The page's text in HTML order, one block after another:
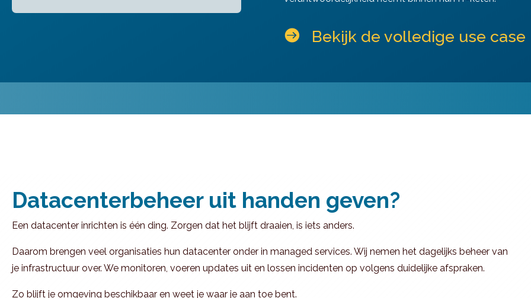
 Bekijk de volledige use case
Datacenterbeheer uit handen geven?
Een datacenter inrichten is één ding. Zorgen dat het blijft draaien, is iets anders.
Daarom brengen veel organisaties hun datacenter onder in managed services. Wij nemen het dagelijks beheer van
je infrastructuur over. We monitoren, voeren updates uit en lossen incidenten op volgens duidelijke afspraken.
Zo blijft je omgeving beschikbaar en weet je waar je aan toe bent.